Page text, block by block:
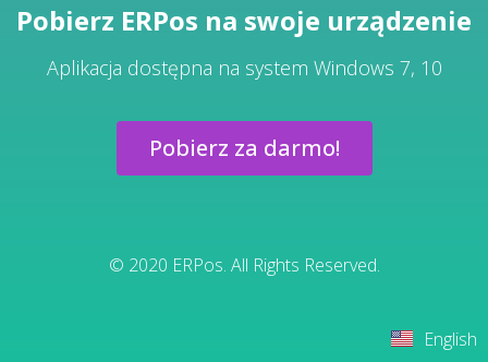
Pobierz ERPos na swoje urządzenie
Aplikacja dostępna na system Windows 7, 10
Pobierz za darmo!
© 2020 ERPos. All Rights Reserved.
English